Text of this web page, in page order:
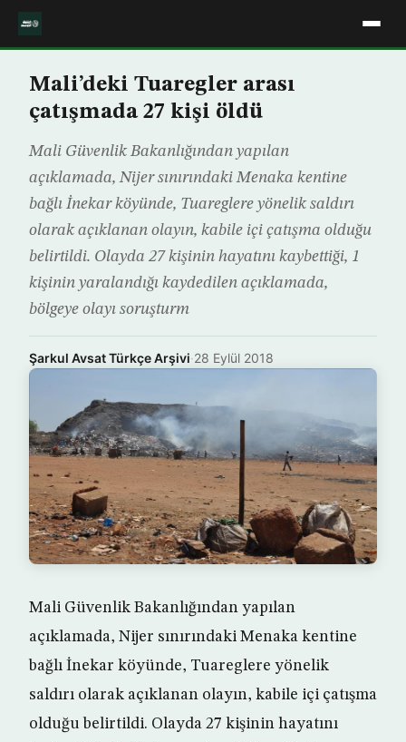
Mali’deki Tuaregler arası
çatışmada 27 kişi öldü
Mali Güvenlik Bakanlığından yapılan
açıklamada, Nijer sınırındaki Menaka kentine
bağlı İnekar köyünde, Tuareglere yönelik saldırı
olarak açıklanan olayın, kabile içi çatışma olduğu
belirtildi. Olayda 27 kişinin hayatını kaybettiği, 1
kişinin yaralandığı kaydedilen açıklamada,
bölgeye olayı soruşturm
Şarkul Avsat Türkçe Arşivi·28 Eylül 2018
Mali Güvenlik Bakanlığından yapılan
açıklamada, Nijer sınırındaki Menaka kentine
bağlı İnekar köyünde, Tuareglere yönelik
saldırı olarak açıklanan olayın, kabile içi çatışma
olduğu belirtildi. Olayda 27 kişinin hayatını